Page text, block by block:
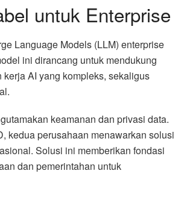
untuk Enterprise
Language Models (LLM) enterprise
ini dirancang untuk mendukung
AI yang kompleks, sekaligus
keamanan dan privasi data.
kedua perusahaan menawarkan solusi
Solusi ini memberikan fondasi
dan pemerintahan untuk